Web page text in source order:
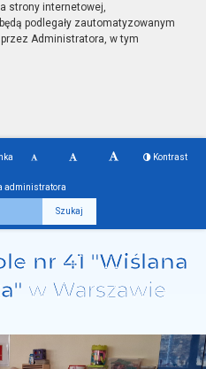
strony internetowej,
podlegały zautomatyzowanym
Administratora, w tym
Kontrast
administratora
nr 41 "Wiślana
w Warszawie